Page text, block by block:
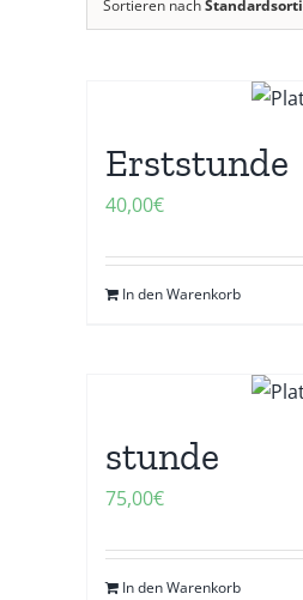
Sortieren nach
Erststunde
40,00€
In den Warenkorb
stunde
75,00€
In den Warenkorb